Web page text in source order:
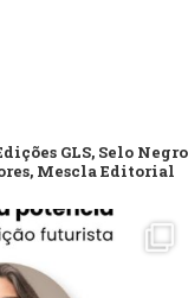
GLS, Selo Negro
Mescla Editorial